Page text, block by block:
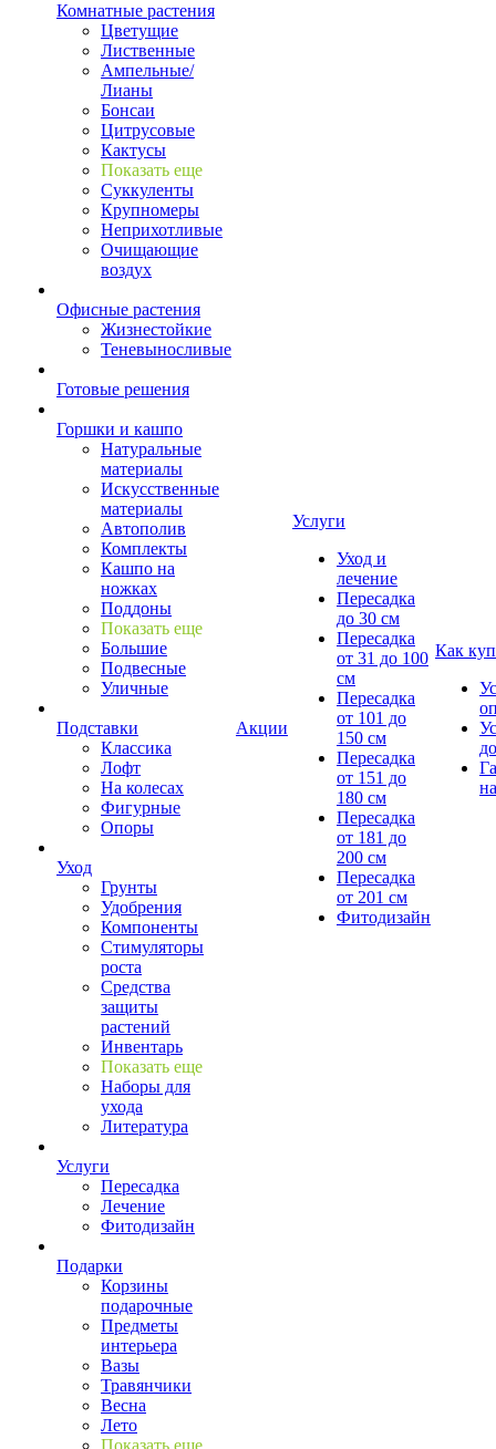
Комнатные растения
Цветущие
Лиственные
Ампельные/
Лианы
Бонсаи
Цитрусовые
Кактусы
Показать еще
Суккуленты
Крупномеры
Неприхотливые
Очищающие
воздух
Офисные растения
Жизнестойкие
Теневыносливые
Готовые решения
Горшки и кашпо
Натуральные
материалы
Искусственные
материалы
Автополив
Комплекты
Кашпо на
ножках
Поддоны
Показать еще
Большие
Подвесные
Уличные
Подставки
Классика
Лофт
На колесах
Фигурные
Опоры
Уход
Грунты
Удобрения
Компоненты
Стимуляторы
роста
Средства
защиты
растений
Инвентарь
Показать еще
Наборы для
ухода
Литература
Услуги
Пересадка
Лечение
Фитодизайн
Подарки
Корзины
подарочные
Предметы
интерьера
Вазы
Травянчики
Весна
Лето
Акции
Услуги
Уход и
лечение
Пересадка
до 30 см
Пересадка
от 31 до 100
см
Пересадка
от 101 до
150 см
Пересадка
от 151 до
180 см
Пересадка
от 181 до
200 см
Пересадка
от 201 см
Фитодизайн
Как